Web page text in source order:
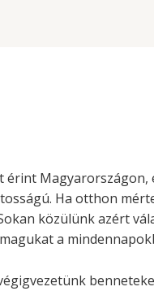
érint Magyarországon,
Ha otthon
közülünk azért
a